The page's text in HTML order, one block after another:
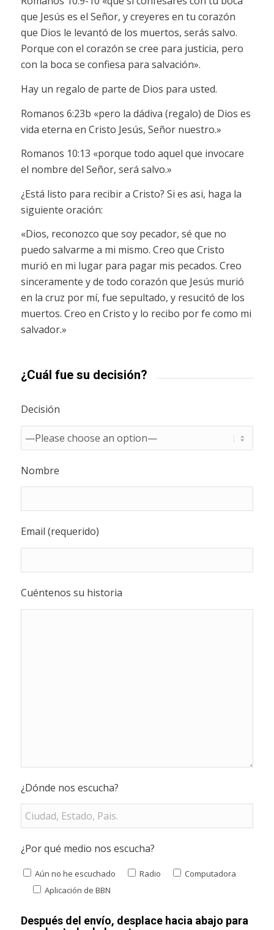
que Jesús es el Señor, y creyeres en tu corazón
que Dios le levantó de los muertos, serás salvo.
Porque con el corazón se cree para justicia, pero
con la boca se confiesa para salvación».
Hay un regalo de parte de Dios para usted.
Romanos 6:23b «pero la dádiva (regalo) de Dios es
vida eterna en Cristo Jesús, Señor nuestro.»
Romanos 10:13 «porque todo aquel que invocare
el nombre del Señor, será salvo.»
¿Está listo para recibir a Cristo? Si es asi, haga la
siguiente oración:
«Dios, reconozco que soy pecador, sé que no
puedo salvarme a mi mismo. Creo que Cristo
murió en mi lugar para pagar mis pecados. Creo
sinceramente y de todo corazón que Jesús murió
en la cruz por mí, fue sepultado, y resucitó de los
muertos. Creo en Cristo y lo recibo por fe como mi
salvador.»
¿Cuál fue su decisión?
Decisión
Nombre
Email (requerido)
Cuéntenos su historia
¿Dónde nos escucha?
¿Por qué medio nos escucha?
Aún no he escuchado Radio
Computadora
Aplicación de BBN
Después del envío, desplace hacia abajo para